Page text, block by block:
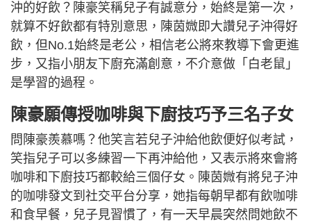
沖的好飲？陳豪笑稱兒子有誠意分，始終是第一次，
就算不好飲都有特別意思，陳茵媺即大讚兒子沖得好
飲，但No.1始終是老公，相信老公將來教導下會更進
步，又指小朋友下廚充滿創意，不介意做「白老鼠」
是學習的過程。
陳豪願傳授咖啡與下廚技巧予三名子女
問陳豪羨慕嗎？他笑言若兒子沖給他飲便好似考試，
笑指兒子可以多練習一下再沖給他，又表示將來會將
咖啡和下廚技巧都較給三個仔女。陳茵媺有將兒子沖
的咖啡發文到社交平台分享，她指每朝早都有飲咖啡
和食早餐，兒子見習慣了，有一天早晨突然問她飲不